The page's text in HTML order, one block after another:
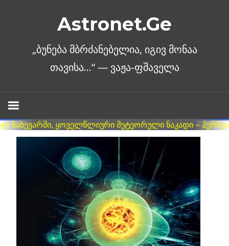
Astronet.Ge